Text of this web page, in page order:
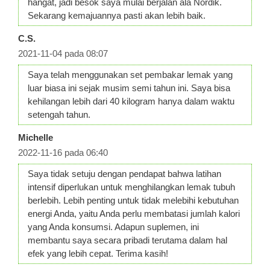
Sekarang kemajuannya pasti akan lebih baik.
C.S.
2021-11-04 pada 08:07
Saya telah menggunakan set pembakar lemak yang
luar biasa ini sejak musim semi tahun ini. Saya bisa
kehilangan lebih dari 40 kilogram hanya dalam waktu
setengah tahun.
Michelle
2022-11-16 pada 06:40
Saya tidak setuju dengan pendapat bahwa latihan
intensif diperlukan untuk menghilangkan lemak tubuh
berlebih. Lebih penting untuk tidak melebihi kebutuhan
energi Anda, yaitu Anda perlu membatasi jumlah kalori
yang Anda konsumsi. Adapun suplemen, ini
membantu saya secara pribadi terutama dalam hal
efek yang lebih cepat. Terima kasih!